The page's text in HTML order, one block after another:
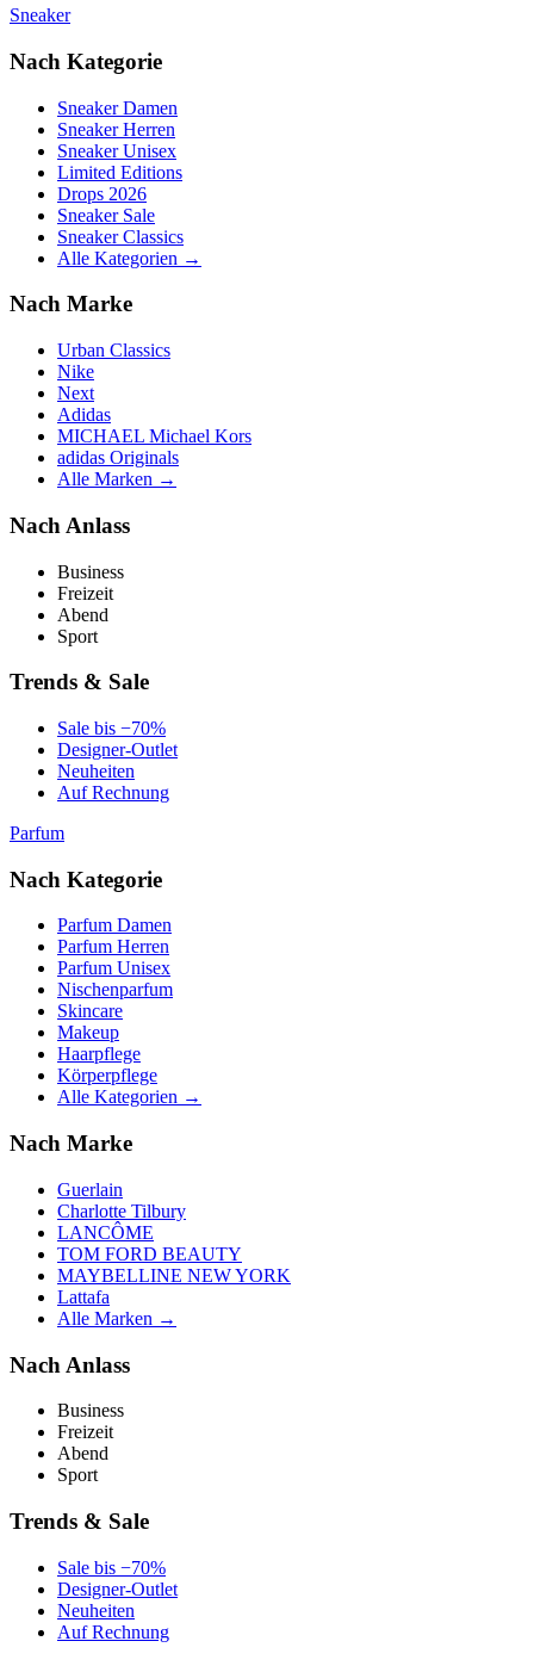
Sneaker
Nach Kategorie
Sneaker Damen
Sneaker Herren
Sneaker Unisex
Limited Editions
Drops 2026
Sneaker Sale
Sneaker Classics
Alle Kategorien →
Nach Marke
Urban Classics
Nike
Next
Adidas
MICHAEL Michael Kors
adidas Originals
Alle Marken →
Nach Anlass
Business
Freizeit
Abend
Sport
Trends & Sale
Sale bis −70%
Designer-Outlet
Neuheiten
Auf Rechnung
Parfum
Nach Kategorie
Parfum Damen
Parfum Herren
Parfum Unisex
Nischenparfum
Skincare
Makeup
Haarpflege
Körperpflege
Alle Kategorien →
Nach Marke
Guerlain
Charlotte Tilbury
LANCÔME
TOM FORD BEAUTY
MAYBELLINE NEW YORK
Lattafa
Alle Marken →
Nach Anlass
Business
Freizeit
Abend
Sport
Trends & Sale
Sale bis −70%
Designer-Outlet
Neuheiten
Auf Rechnung